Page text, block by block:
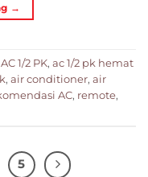
→
AC 1/2 PK, ac 1/2 pk hemat
, air conditioner, air
AC, remote,
5